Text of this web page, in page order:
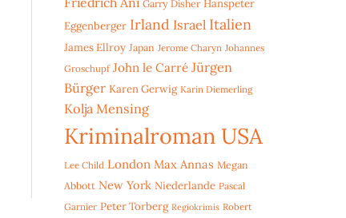
Garry Disher Hanspeter
Eggenberger Irland Israel Italien
James Ellroy Japan Jerome Charyn Johannes
Groschupf John le Carré Jürgen
Bürger Karen Gerwig Karin Diemerling
Kolja Mensing
Kriminalroman USA
Lee Child London Max Annas Megan
Abbott New York Niederlande Pascal
Garnier Peter Torberg Regiokrimis Robert